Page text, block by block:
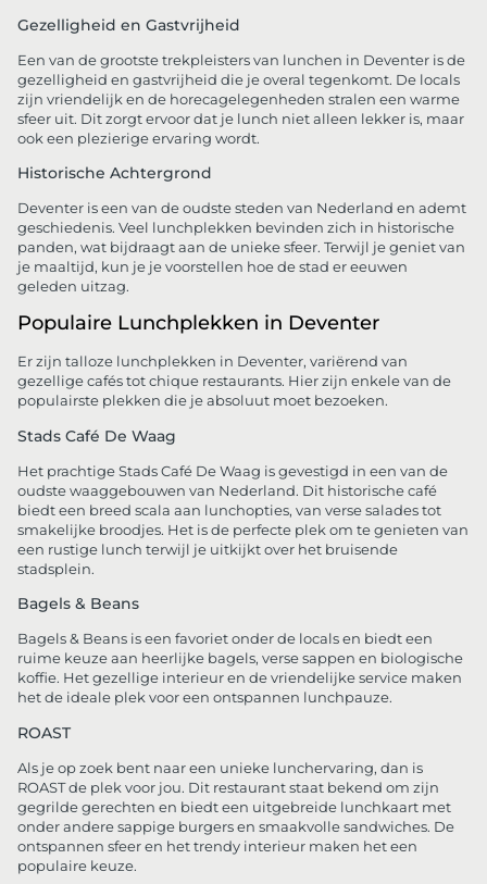
Gezelligheid en Gastvrijheid
Een van de grootste trekpleisters van lunchen in Deventer is de
gezelligheid en gastvrijheid die je overal tegenkomt. De locals
zijn vriendelijk en de horecagelegenheden stralen een warme
sfeer uit. Dit zorgt ervoor dat je lunch niet alleen lekker is, maar
ook een plezierige ervaring wordt.
Historische Achtergrond
Deventer is een van de oudste steden van Nederland en ademt
geschiedenis. Veel lunchplekken bevinden zich in historische
panden, wat bijdraagt aan de unieke sfeer. Terwijl je geniet van
je maaltijd, kun je je voorstellen hoe de stad er eeuwen
geleden uitzag.
Populaire Lunchplekken in Deventer
Er zijn talloze lunchplekken in Deventer, variërend van
gezellige cafés tot chique restaurants. Hier zijn enkele van de
populairste plekken die je absoluut moet bezoeken.
Stads Café De Waag
Het prachtige Stads Café De Waag is gevestigd in een van de
oudste waaggebouwen van Nederland. Dit historische café
biedt een breed scala aan lunchopties, van verse salades tot
smakelijke broodjes. Het is de perfecte plek om te genieten van
een rustige lunch terwijl je uitkijkt over het bruisende
stadsplein.
Bagels & Beans
Bagels & Beans is een favoriet onder de locals en biedt een
ruime keuze aan heerlijke bagels, verse sappen en biologische
koffie. Het gezellige interieur en de vriendelijke service maken
het de ideale plek voor een ontspannen lunchpauze.
ROAST
Als je op zoek bent naar een unieke lunchervaring, dan is
ROAST de plek voor jou. Dit restaurant staat bekend om zijn
gegrilde gerechten en biedt een uitgebreide lunchkaart met
onder andere sappige burgers en smaakvolle sandwiches. De
ontspannen sfeer en het trendy interieur maken het een
populaire keuze.